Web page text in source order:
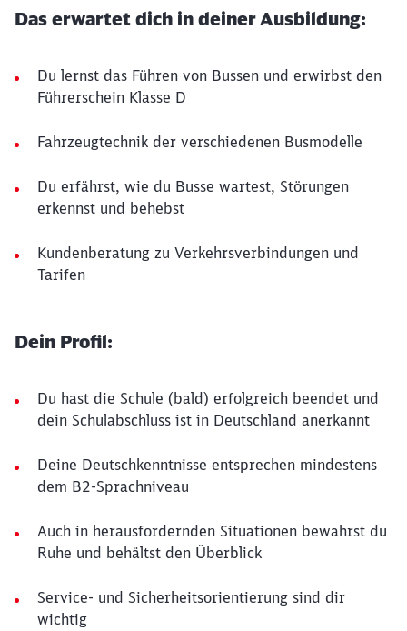
Das erwartet dich in deiner Ausbildung:
Du lernst das Führen von Bussen und erwirbst den
Führerschein Klasse D
Fahrzeugtechnik der verschiedenen Busmodelle
Du erfährst, wie du Busse wartest, Störungen
erkennst und behebst
Kundenberatung zu Verkehrsverbindungen und
Tarifen
Dein Profil:
Du hast die Schule (bald) erfolgreich beendet und
dein Schulabschluss ist in Deutschland anerkannt
Deine Deutschkenntnisse entsprechen mindestens
dem B2-Sprachniveau
Auch in herausfordernden Situationen bewahrst du
Ruhe und behältst den Überblick
Service- und Sicherheitsorientierung sind dir
wichtig